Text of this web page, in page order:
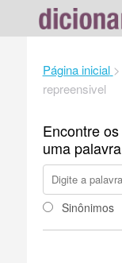
Página inicial >
repreensivel
Encontre os
uma palavra
Sinônimos